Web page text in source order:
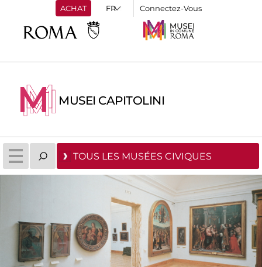
ACHAT Connectez-Vous
MUSEI CAPITOLINI
TOUS LES MUSÉES CIVIQUES